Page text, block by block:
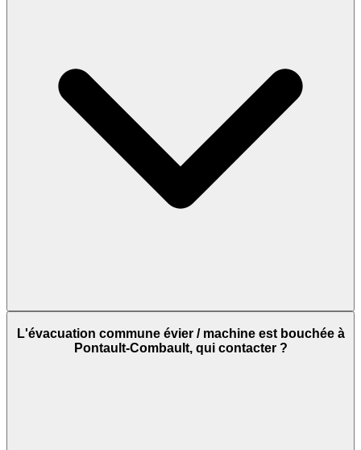
L'évacuation commune évier / machine est bouchée à
Pontault-Combault, qui contacter ?